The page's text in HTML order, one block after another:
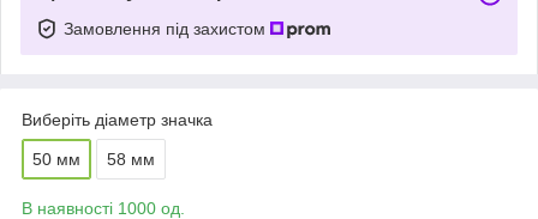
Замовлення під захистом
Виберіть діаметр значка
50 мм 58 мм
В наявності 1000 од.